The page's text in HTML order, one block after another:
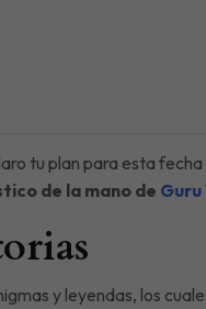
tu plan para esta
de la mano de Guru
y leyendas, los